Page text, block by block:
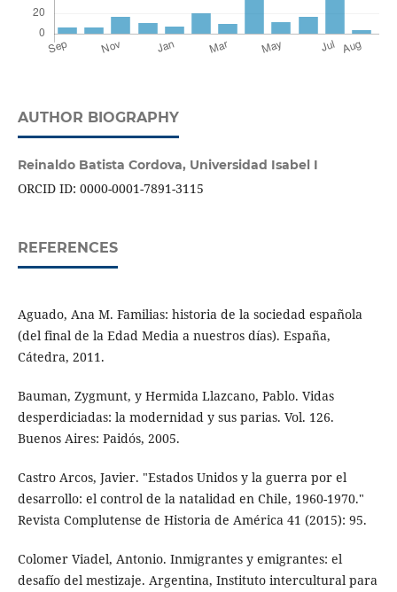
AUTHOR BIOGRAPHY
Reinaldo Batista Cordova, Universidad Isabel I
ORCID ID: 0000-0001-7891-3115
REFERENCES
Aguado, Ana M. Familias: historia de la sociedad española
(del final de la Edad Media a nuestros días). España,
Cátedra, 2011.
Bauman, Zygmunt, y Hermida Llazcano, Pablo. Vidas
desperdiciadas: la modernidad y sus parias. Vol. 126.
Buenos Aires: Paidós, 2005.
Castro Arcos, Javier. "Estados Unidos y la guerra por el
desarrollo: el control de la natalidad en Chile, 1960-1970."
Revista Complutense de Historia de América 41 (2015): 95.
Colomer Viadel, Antonio. Inmigrantes y emigrantes: el
desafío del mestizaje. Argentina, Instituto intercultural para